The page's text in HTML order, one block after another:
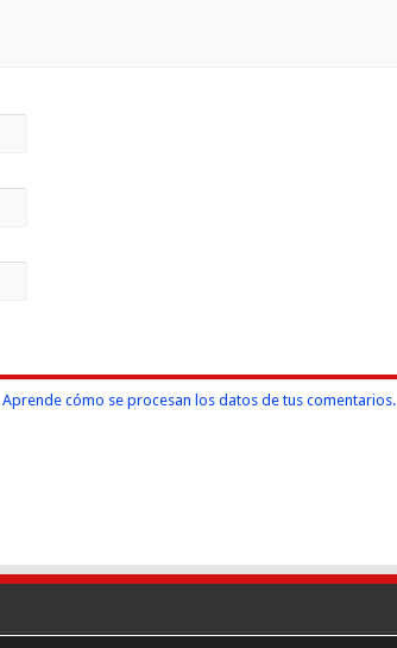
Aprende cómo se procesan los datos de tus comentarios.